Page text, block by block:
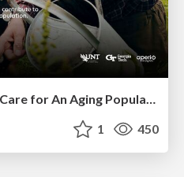
Leveraging Curiosity to Care for An Aging Population
1 450